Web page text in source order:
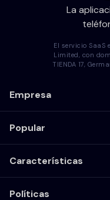
La
El servicio SaaS
Limited, con
TIENDA 17,
Empresa
Popular
Características
Políticas